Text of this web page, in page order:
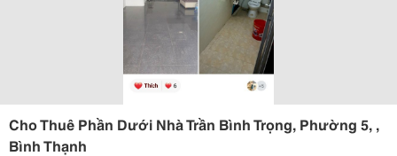
Cho Thuê Phần Dưới Nhà Trần Bình Trọng, Phường 5, ,
Bình Thạnh